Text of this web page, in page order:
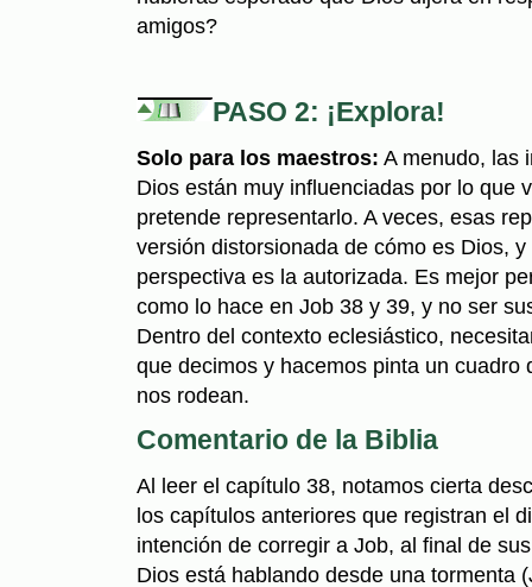
amigos?
PASO 2: ¡Explora!
Solo para los maestros: A menudo, las
Dios están muy influenciadas por lo que
pretende representarlo. A veces, esas
versión distorsionada de cómo es Dios,
perspectiva es la autorizada. Es mejor
como lo hace en Job 38 y 39, y no ser
Dentro del contexto eclesiástico,
que decimos y hacemos pinta un cuadro
nos rodean.
Comentario de la Biblia
Al leer el capítulo 38, notamos cierta
los capítulos anteriores que registran el
intención de corregir a Job, al final de
Dios está hablando desde una tormenta